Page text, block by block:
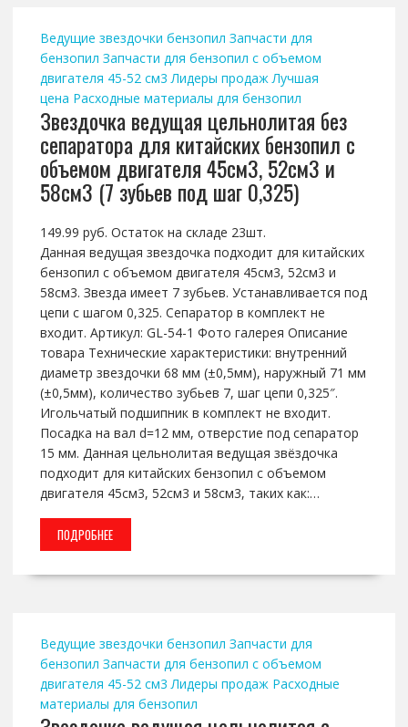
Ведущие звездочки бензопил Запчасти для
бензопил Запчасти для бензопил с объемом
двигателя 45-52 см3 Лидеры продаж Лучшая
цена Расходные материалы для бензопил
Звездочка ведущая цельнолитая без
сепаратора для китайских бензопил с
объемом двигателя 45см3, 52см3 и
58см3 (7 зубьев под шаг 0,325)
149.99 руб. Остаток на складе 23шт.
Данная ведущая звездочка подходит для китайских
бензопил с объемом двигателя 45см3, 52см3 и
58см3. Звезда имеет 7 зубьев. Устанавливается под
цепи с шагом 0,325. Сепаратор в комплект не
входит. Артикул: GL-54-1 Фото галерея Описание
товара Технические характеристики: внутренний
диаметр звездочки 68 мм (±0,5мм), наружный 71 мм
(±0,5мм), количество зубьев 7, шаг цепи 0,325″.
Игольчатый подшипник в комплект не входит.
Посадка на вал d=12 мм, отверстие под сепаратор
15 мм. Данная цельнолитая ведущая звёздочка
подходит для китайских бензопил с объемом
двигателя 45см3, 52см3 и 58см3, таких как:…
ПОДРОБНЕЕ
Ведущие звездочки бензопил Запчасти для
бензопил Запчасти для бензопил с объемом
двигателя 45-52 см3 Лидеры продаж Расходные
материалы для бензопил